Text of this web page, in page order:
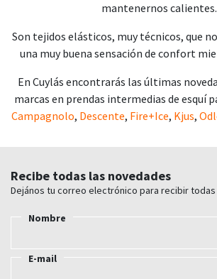
mantenernos calientes.
Son tejidos elásticos, muy técnicos, que
una muy buena sensación de confort
En Cuylás encontrarás las últimas
marcas en prendas intermedias de esquí
Campagnolo, Descente, Fire+Ice, Kjus,
Recibe todas las novedades
Dejános tu correo electrónico para recibir
Nombre
E-mail